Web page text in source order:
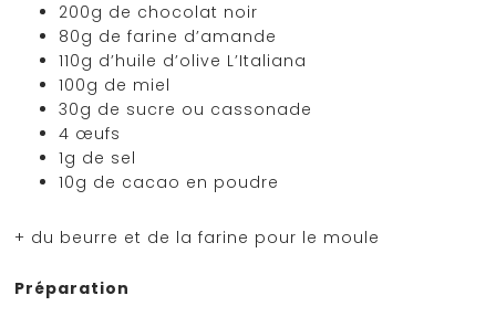
200g de chocolat noir
80g de farine d’amande
110g d’huile d’olive L’Italiana
100g de miel
30g de sucre ou cassonade
4 œufs
1g de sel
10g de cacao en poudre
+ du beurre et de la farine pour le moule
Préparation